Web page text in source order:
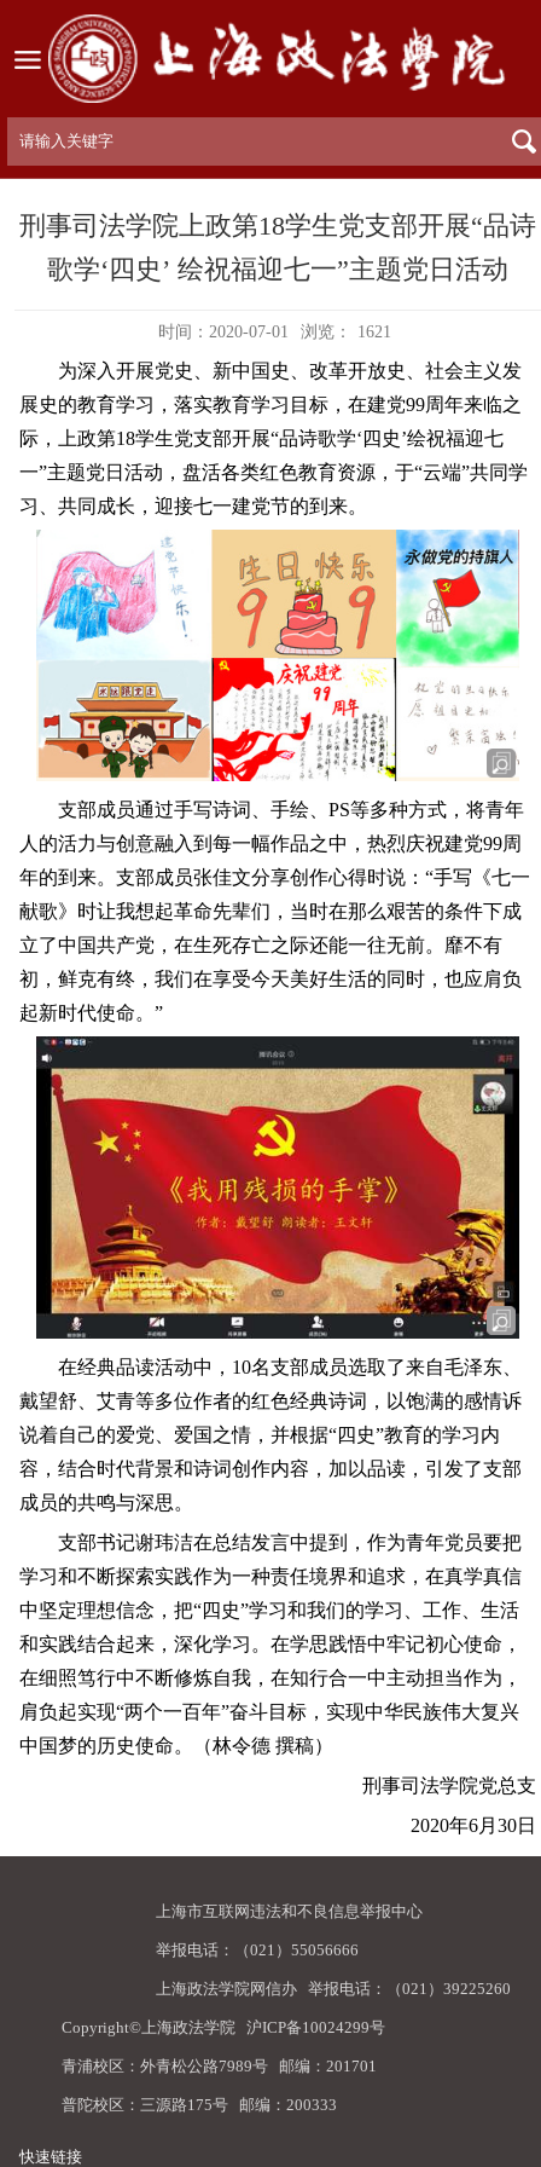
刑事司法学院上政第18学生党支部开展“品诗
歌学‘四史’ 绘祝福迎七一”主题党日活动
时间：2020-07-01 浏览： 1621
为深入开展党史、新中国史、改革开放史、社会主义发
展史的教育学习，落实教育学习目标，在建党99周年来临之
际，上政第18学生党支部开展“品诗歌学‘ 四史’绘祝福迎七
一”主题党日活动，盘活各类红色教育资源， 于“云端”共同学
习、共同成长，迎接七一建党节的到来。
支部成员通过手写诗词、手绘、PS等多种方式，将青年
人的活力与创意融入到每一幅作品之中，热烈庆祝建党99周
年的到来。支部成员张佳文分享创作心得时说：“手写《七一
献歌》时让我想起革命先辈们，当时在那么艰苦的条件下成
立了中国共产党，在生死存亡之际还能一往无前。靡不有
初，鲜克有终，我们在享受今天美好生活的同时，也应肩负
起新时代使命。”
在经典品读活动中，10名支部成员选取了来自毛泽东、
戴望舒、艾青等多位作者的红色经典诗词，以饱满的感情诉
说着自己的爱党、爱国之情，并根据“四史”教育的学习内
容，结合时代背景和诗词创作内容，加以品读，引发了支部
成员的共鸣与深思。
支部书记谢玮洁在总结发言中提到，作为青年党员要把
学习和不断探索实践作为一种责任境界和追求，在真学真信
中坚定理想信念，把“四史”学习和我们的学习、工作、生活
和实践结合起来，深化学习。在学思践悟中牢记初心使命，
在细照笃行中不断修炼自我，在知行合一中主动担当作为，
肩负起实现“两个一百年”奋斗目标，实现中华民族伟大复兴
中国梦的历史使命。（林令德 撰稿）
刑事司法学院党总支
2020年6月30日
上海市互联网违法和不良信息举报中心
举报电话：（021）55056666
上海政法学院网信办 举报电话：（021）39225260
Copyright©上海政法学院 沪ICP备10024299号
青浦校区：外青松公路7989号 邮编：201701
普陀校区：三源路175号 邮编：200333
快速链接